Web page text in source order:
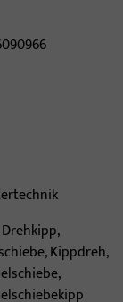
Kippdreh,